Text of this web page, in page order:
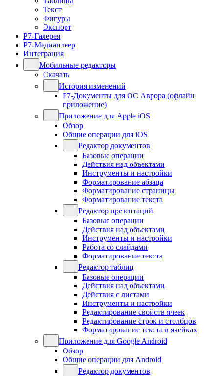
Текст
Фигуры
Экспорт
Р7-Галерея
Р7-Медиаплеер
Интеграция
Мобильные редакторы
Скачать
История изменений
Р7-Документы для ОС Аврора (офлайн
приложение)
Приложение для Apple iOS
Обзор
Общие операции для iOS
Редактор документов
Базовые операции
Действия над объектами
Инструменты и настройки
Форматирование абзаца
Форматирование страницы
Форматирование текста
Редактор презентаций
Базовые операции
Действия над объектами
Инструменты и настройки
Работа со слайдами
Форматирование текста
Редактор таблиц
Базовые операции
Действия над объектами
Действия с листами
Инструменты и настройки
Редактирование свойств ячеек
Редактирование строк и столбцов
Форматирование текста в ячейках
Приложение для Google Android
Обзор
Общие операции для Android
Редактор документов